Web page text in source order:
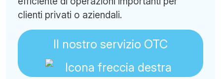
clienti privati o aziendali.
Il nostro servizio OTC